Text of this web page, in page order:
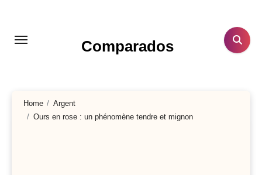
contenu
Comparados
Home
Argent
Ours en rose : un phénomène tendre et mignon